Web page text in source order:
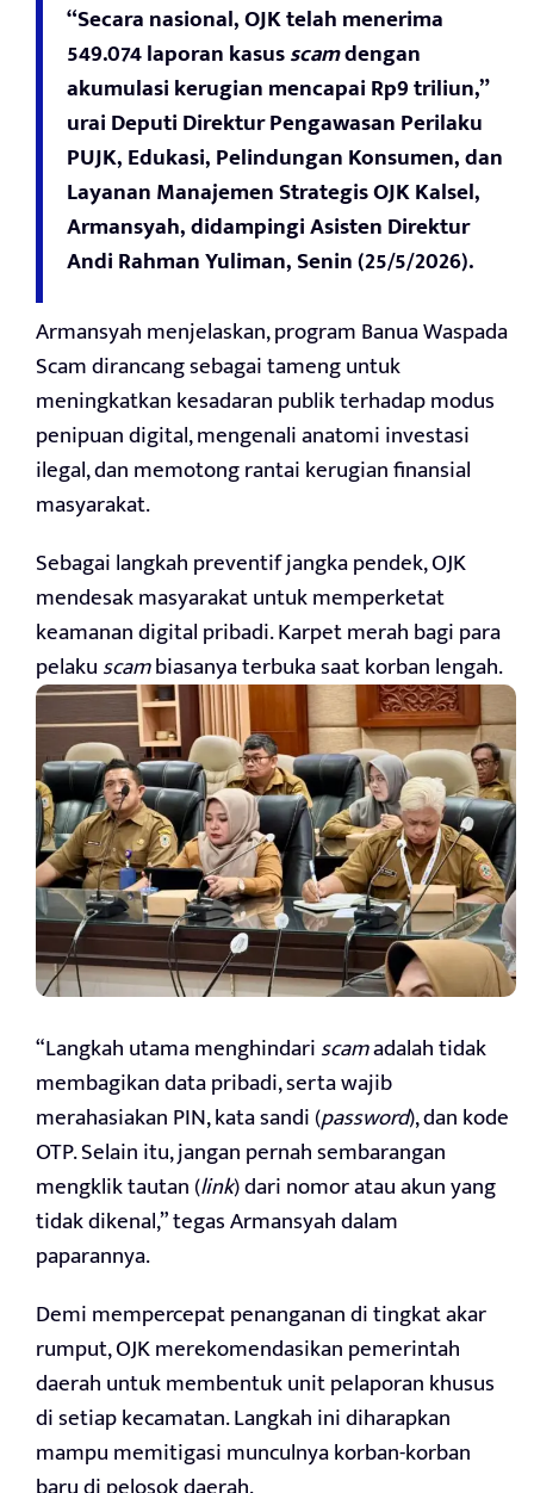
“Secara nasional, OJK telah menerima
549.074 laporan kasusscamdengan
akumulasi kerugian mencapai Rp9 triliun,”
urai Deputi Direktur Pengawasan Perilaku
PUJK, Edukasi, Pelindungan Konsumen, dan
Layanan Manajemen Strategis OJK Kalsel,
Armansyah, didampingi Asisten Direktur
Andi Rahman Yuliman, Senin (25/5/2026).
Armansyah menjelaskan, program Banua Waspada
Scam dirancang sebagai tameng untuk
meningkatkan kesadaran publik terhadap modus
penipuan digital, mengenali anatomi investasi
ilegal, dan memotong rantai kerugian finansial
masyarakat.
Sebagai langkah preventif jangka pendek, OJK
mendesak masyarakat untuk memperketat
keamanan digital pribadi. Karpet merah bagi para
pelakuscambiasanya terbuka saat korban lengah.
“Langkah utama menghindariscamadalah tidak
membagikan data pribadi, serta wajib
merahasiakan PIN, kata sandi (password), dan kode
OTP. Selain itu, jangan pernah sembarangan
mengklik tautan (link) dari nomor atau akun yang
tidak dikenal,” tegas Armansyah dalam
paparannya.
Demi mempercepat penanganan di tingkat akar
rumput, OJK merekomendasikan pemerintah
daerah untuk membentuk unit pelaporan khusus
di setiap kecamatan. Langkah ini diharapkan
mampu memitigasi munculnya korban-korban